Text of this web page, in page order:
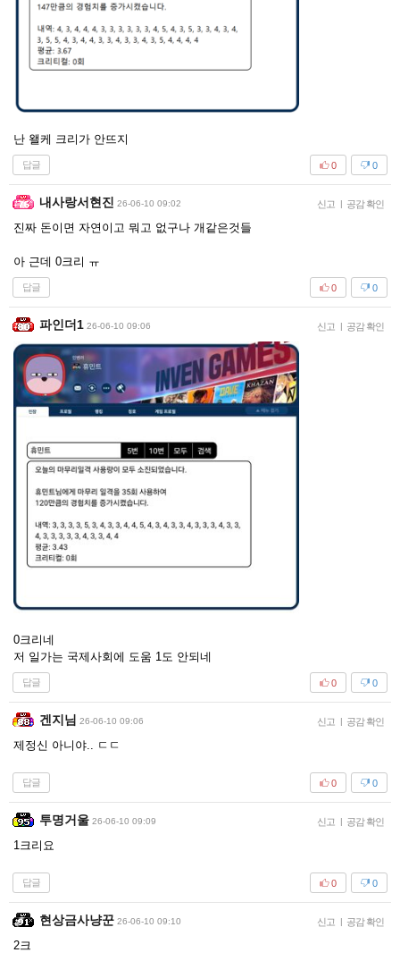
난 왤케 크리가 안뜨지
답글 0
0
내사랑서현진 26-06-10 09:02 신고 | 공감 확인
진짜 돈이면 자연이고 뭐고 없구나 개같은것들
아 근데 0크리 ㅠ
답글 0
0
파인더1 26-06-10 09:06 신고 | 공감 확인
0크리네
저 일가는 국제사회에 도움 1도 안되네
답글 0
0
겐지님 26-06-10 09:06 신고 | 공감 확인
제정신 아니야.. ㄷㄷ
답글 0
0
투명거울 26-06-10 09:09 신고 | 공감 확인
1크리요
답글 0
0
현상금사냥꾼 26-06-10 09:10 신고 | 공감 확인
2크